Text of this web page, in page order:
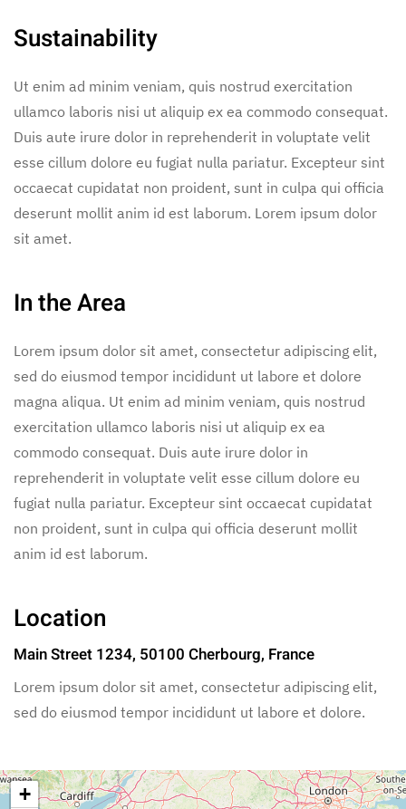
Sustainability
Ut enim ad minim veniam, quis nostrud exercitation
ullamco laboris nisi ut aliquip ex ea commodo consequat.
Duis aute irure dolor in reprehenderit in voluptate velit
esse cillum dolore eu fugiat nulla pariatur. Excepteur sint
occaecat cupidatat non proident, sunt in culpa qui officia
deserunt mollit anim id est laborum. Lorem ipsum dolor
sit amet.
In the Area
Lorem ipsum dolor sit amet, consectetur adipiscing elit,
sed do eiusmod tempor incididunt ut labore et dolore
magna aliqua. Ut enim ad minim veniam, quis nostrud
exercitation ullamco laboris nisi ut aliquip ex ea
commodo consequat. Duis aute irure dolor in
reprehenderit in voluptate velit esse cillum dolore eu
fugiat nulla pariatur. Excepteur sint occaecat cupidatat
non proident, sunt in culpa qui officia deserunt mollit
anim id est laborum.
Location
Main Street 1234, 50100 Cherbourg, France
Lorem ipsum dolor sit amet, consectetur adipiscing elit,
sed do eiusmod tempor incididunt ut labore et dolore.
+